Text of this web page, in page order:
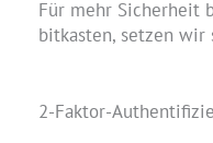
Für mehr Sicherheit
bitkasten, setzen wir
2-Faktor-